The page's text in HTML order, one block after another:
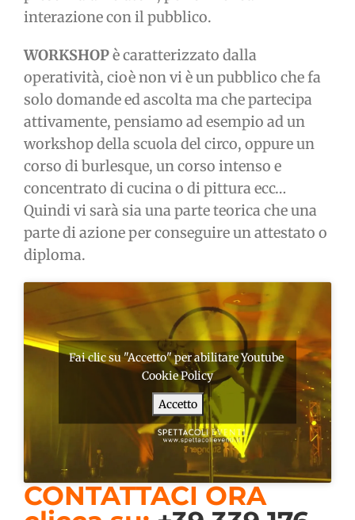
interazione con il pubblico.
WORKSHOPè caratterizzato dalla
operatività, cioè non vi è un pubblico che fa
solo domande ed ascolta ma che partecipa
attivamente, pensiamo ad esempio ad un
workshop della scuola del circo, oppure un
corso di burlesque, un corso intenso e
concentrato di cucina o di pittura ecc…
Quindi vi sarà sia una parte teorica che una
parte di azione per conseguire un attestato o
diploma.
Fai clic su "Accetto" per abilitare Youtube
Cookie Policy
Accetto
CONTATTACI ORA